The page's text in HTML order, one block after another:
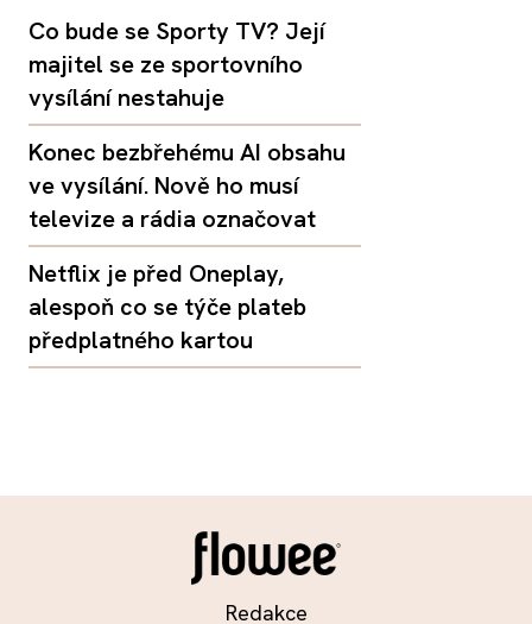
Co bude se Sporty TV? Její
majitel se ze sportovního
vysílání nestahuje
Konec bezbřehému AI obsahu
ve vysílání. Nově ho musí
televize a rádia označovat
Netflix je před Oneplay,
alespoň co se týče plateb
předplatného kartou
Redakce